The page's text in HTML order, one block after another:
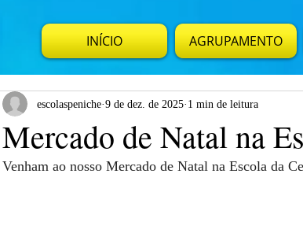
INÍCIO AGRUPAMENTO
Mercado de Natal na
escolaspeniche 9 de dez. de 2025 1 min de leitura
Venham ao nosso Mercado de Natal na Escola da